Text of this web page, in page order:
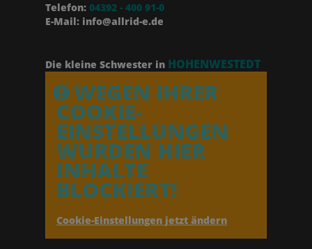
Telefon: 04392 - 400 91-0
E-Mail: info@allrid-e.de
Die kleine Schwester in HOHENWESTEDT
WEGEN IHRER
COOKIE-
EINSTELLUNGEN
WURDEN HIER
INHALTE
BLOCKIERT!
Cookie-Einstellungen jetzt ändern